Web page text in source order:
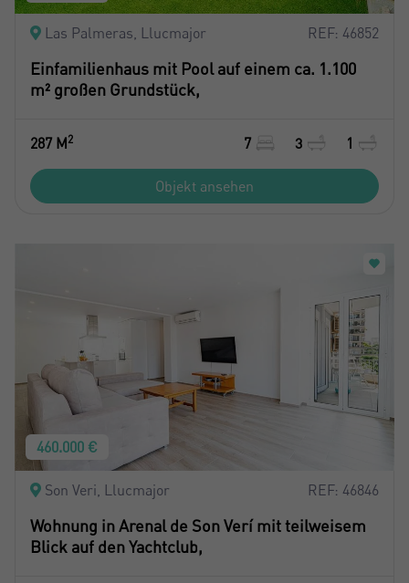
Las Palmeras, Llucmajor REF: 46852
Einfamilienhaus mit Pool auf einem ca. 1.100
m² großen Grundstück,
287 M2 7 3 1
Objekt ansehen
460.000 €
Son Veri, Llucmajor REF: 46846
Wohnung in Arenal de Son Verí mit teilweisem
Blick auf den Yachtclub,